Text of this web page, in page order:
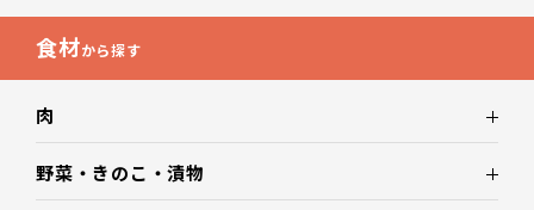
食材から探す
肉
野菜・きのこ・漬物